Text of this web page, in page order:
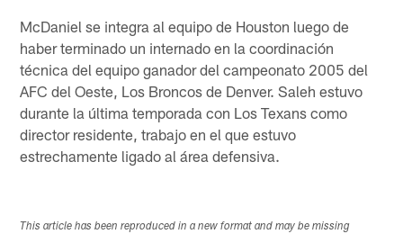
McDaniel se integra al equipo de Houston luego de
haber terminado un internado en la coordinación
técnica del equipo ganador del campeonato 2005 del
AFC del Oeste, Los Broncos de Denver. Saleh estuvo
durante la última temporada con Los Texans como
director residente, trabajo en el que estuvo
estrechamente ligado al área defensiva.
This article has been reproduced in a new format and may be missing